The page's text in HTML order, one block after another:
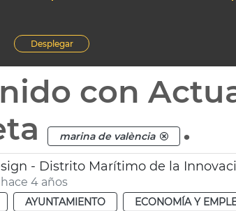
Desplegar
con
marina de valència .
- Distrito Marítimo de la
4 años
AYUNTAMIENTO ECONOMÍA Y